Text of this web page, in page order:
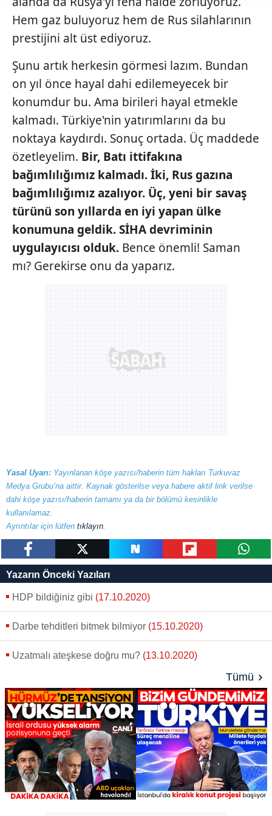
takdirde, kullanıcılara hedefli reklamlar
gösterilmeyecektir."
Sitemizde kendimize ve üçüncü kişilere ait çerezler
kullanılmaktadır. Bu çerezler vasıtasıyla çeşitli kişisel
verileriniz işlenmekte olup gerekli olan çerezler bilgi
toplumu hizmetlerinin sunulması amacıyla
kullanılmaktadır. Diğer çerezler, sitemizin daha işlevsel
kılınması ve kişiselleştirilmesi ve sizlere yönelik
reklam/pazarlama faaliyetlerinin yapılması, amaçlarıyla
sınırlı olarak açık rızanız dahilinde kullanılacaktır.
Çerezlere ilişkin tercihlerinizi aşağıda yer alan panel
vasıtasıyla belirleyebilirsiniz. Çerezlere ilişkin detaylı bilgi
için Ayarlar butonuna tıklayabilir,Çerez Bilgilendirme
ziyaret edebilirsiniz.
6698 sayılı Kişisel Verilerin Korunması Kanunu uyarınca
hazırlanmış Aydınlatma Metnimizi okumak ve sitemizde
ilgili mevzuata uygun olarak kullanılan çerezlerle ilgili bilgi
almak için lütfen tıklayınız.
Hem gaz buluyoruz hem de Rus silahlarının
prestijini alt üst ediyoruz.
Şunu artık herkesin görmesi lazım. Bundan
on yıl önce hayal dahi edilemeyecek bir
konumdur bu. Ama birileri hayal etmekle
kalmadı. Türkiye'nin yatırımlarını da bu
noktaya kaydırdı. Sonuç ortada. Üç maddede
özetleyelim. Bir, Batı ittifakına
bağımlılığımız kalmadı.İki, Rus gazına
bağımlılığımızazalıyor. Üç, yeni bir savaş
türünü son yıllarda en iyi yapan ülke
konumuna geldik. SİHAdevriminin
uygulayıcısı olduk. Bence önemli! Saman
mı? Gerekirse onu da yaparız.
Yasal Uyarı: Yayınlanan köşe yazısı/haberin tüm hakları Turkuvaz
Medya Grubu’na aittir. Kaynak gösterilse veya habere aktif link verilse
dahi köşe yazısı/haberin tamamı ya da bir bölümü kesinlikle
kullanılamaz.
Ayrıntılar için lütfen tıklayın.
Yazarın Önceki Yazıları
HDP bildiğiniz gibi (17.10.2020)
Darbe tehditleri bitmek bilmiyor (15.10.2020)
Uzatmalı ateşkese doğru mu? (13.10.2020)
Tümü